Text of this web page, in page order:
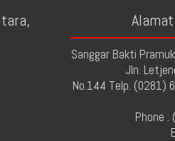
Sanggar Bakti
Jln.
No.144 Telp. (0281)
Phone :